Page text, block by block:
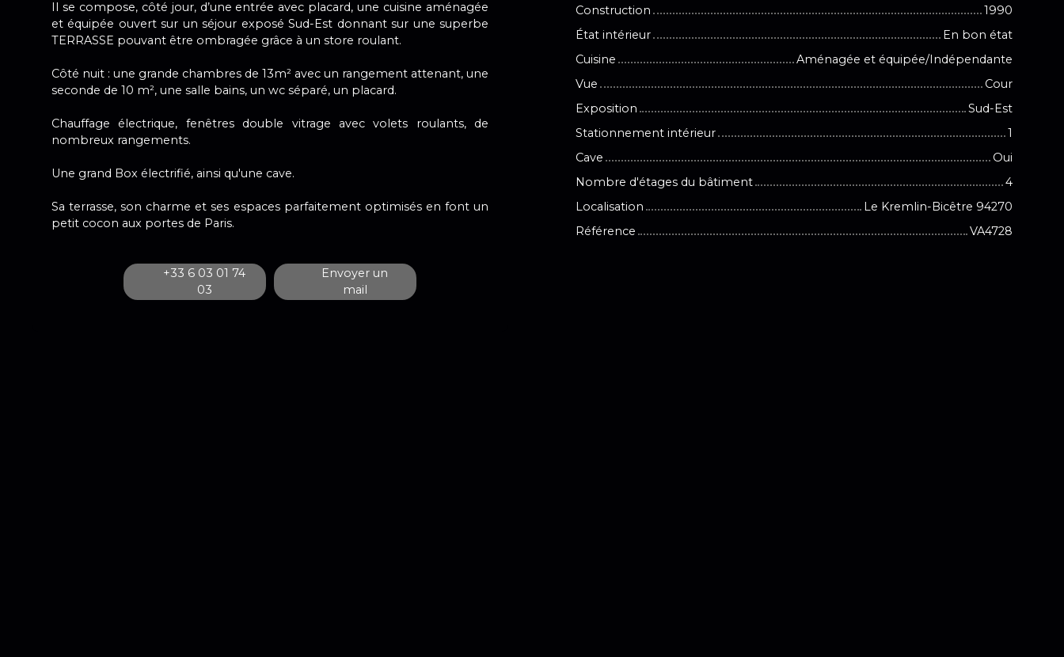
Il se compose, côté jour, d’une entrée avec placard, une cuisine aménagée
et équipée ouvert sur un séjour exposé Sud-Est donnant sur une superbe
TERRASSE pouvant être ombragée grâce à un store roulant.
Côté nuit : une grande chambres de 13m² avec un rangement attenant, une
seconde de 10 m², une salle bains, un wc séparé, un placard.
Chauffage électrique, fenêtres double vitrage avec volets roulants, de
nombreux rangements.
Une grand Box électrifié, ainsi qu'une cave.
Sa terrasse, son charme et ses espaces parfaitement optimisés en font un
petit cocon aux portes de Paris.
+33 6 03 01 74
03
Envoyer un
mail
Construction
1990
État intérieur
En bon état
Cuisine
Aménagée et équipée/Indépendante
Vue
Cour
Exposition
Sud-Est
Stationnement intérieur
1
Cave
Oui
Nombre d'étages du bâtiment
4
Localisation
Le Kremlin-Bicêtre 94270
Référence
VA4728